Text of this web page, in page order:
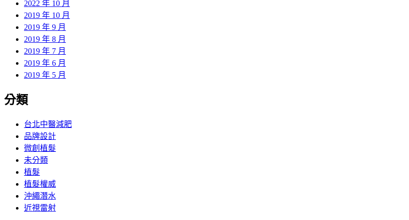
2022 年 10 月
2019 年 10 月
2019 年 9 月
2019 年 8 月
2019 年 7 月
2019 年 6 月
2019 年 5 月
分類
台北中醫減肥
品牌設計
微創植髮
未分類
植髮
植髮權威
沖繩潛水
近視雷射